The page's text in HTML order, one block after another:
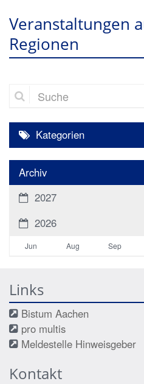
Veranstaltungen
Regionen
Suche
Kategorien
Archiv
2027
2026
Jun Aug Sep
Links
Bistum Aachen
pro multis
Meldestelle Hinweisgeber
Kontakt